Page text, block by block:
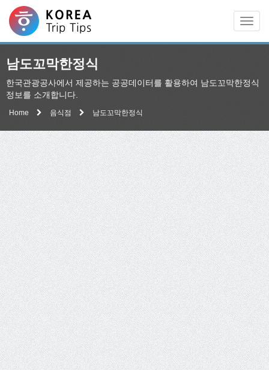
남도꼬막한정식
한국관광공사에서 제공하는 공공데이터를 활용하여 남도꼬막한정식
정보를 소개합니다.
Home 음식점 남도꼬막한정식